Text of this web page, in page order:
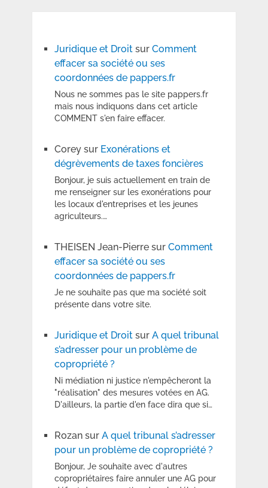
Juridique et Droitsur Comment
effacer sa société ou ses
coordonnées de pappers.fr
Nous ne sommes pas le site pappers.fr
mais nous indiquons dans cet article
COMMENT s'en faire effacer.
Coreysur Exonérations et
dégrèvements de taxes foncières
Bonjour, je suis actuellement en train de
me renseigner sur les exonérations pour
les locaux d'entreprises et les jeunes
agriculteurs.…
THEISEN Jean-Pierresur Comment
effacer sa société ou ses
coordonnées de pappers.fr
Je ne souhaite pas que ma société soit
présente dans votre site.
Juridique et Droitsur A quel tribunal
s’adresser pour un problème de
copropriété ?
Ni médiation ni justice n'empêcheront la
"réalisation" des mesures votées en AG.
D'ailleurs, la partie d'en face dira que si…
Rozansur A quel tribunal s’adresser
pour un problème de copropriété ?
Bonjour, Je souhaite avec d'autres
copropriétaires faire annuler une AG pour